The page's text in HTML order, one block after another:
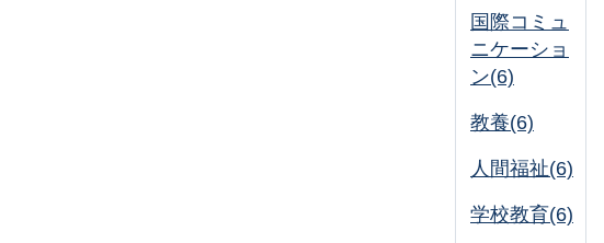
国際コミュ
ニケーショ
ン(6)
教養(6)
人間福祉(6)
学校教育(6)